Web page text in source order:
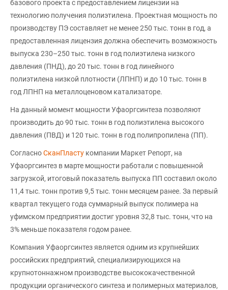
базового проекта с предоставлением лицензии на
технологию получения полиэтилена. Проектная мощность по
производству ПЭ составляет не менее 250 тыс. тонн в год, а
предоставленная лицензия должна обеспечить возможность
выпуска 230–250 тыс. тонн в год полиэтилена низкого
давления (ПНД), до 20 тыс. тонн в год линейного
полиэтилена низкой плотности (ЛПНП) и до 10 тыс. тонн в
год ЛПНП на металлоценовом катализаторе.
На данный момент мощности Уфаоргсинтеза позволяют
производить до 90 тыс. тонн в год полиэтилена высокого
давления (ПВД) и 120 тыс. тонн в год полипропилена (ПП).
СогласноСканПласту компании Маркет Репорт, на
Уфаоргсинтез в марте мощности работали с повышенной
загрузкой, итоговый показатель выпуска ПП составил около
11,4 тыс. тонн против 9,5 тыс. тонн месяцем ранее. За первый
квартал текущего года суммарный выпуск полимера на
уфимском предприятии достиг уровня 32,8 тыс. тонн, что на
3% меньше показателя годом ранее.
Компания Уфаоргсинтез является одним из крупнейших
российских предприятий, специализирующихся на
крупнотоннажном производстве высококачественной
продукции органического синтеза и полимерных материалов,